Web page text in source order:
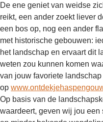
De ene geniet van weidse
reikt, een ander zoekt liever
een bos op, nog een ander
met historische gebouwen:
het landschap en ervaart dit
weten zou kunnen komen
van jouw favoriete
op
Op basis van de
waardeert, geven wij jou